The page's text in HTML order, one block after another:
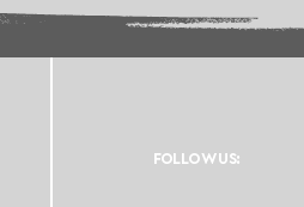
FOLLOW US: